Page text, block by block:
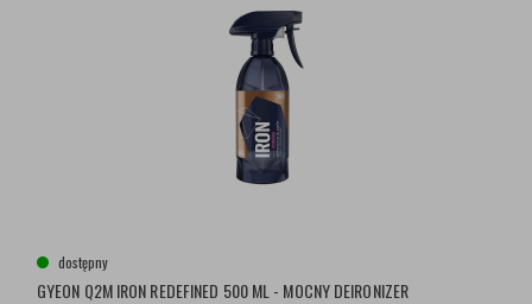
dostępny
GYEON Q2M IRON REDEFINED 500 ML - MOCNY DEIRONIZER